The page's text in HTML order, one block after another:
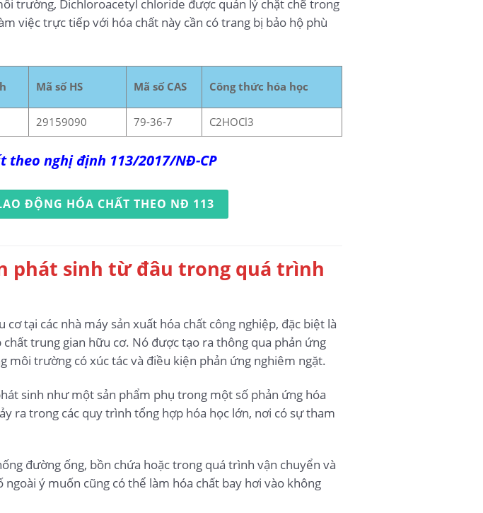
trường, Dichloroacetyl chloride được quản lý chặt chẽ trong
việc trực tiếp với hóa chất này cần có trang bị bảo hộ phù
Mã số HS Mã số CAS Công thức hóa học
29159090 79-36-7 C2HOCl3
theo nghị định 113/2017/NĐ-CP
ĐỘNG HÓA CHẤT THEO NĐ 113
phát sinh từ đâu trong quá trình
tại các nhà máy sản xuất hóa chất công nghiệp, đặc biệt là
trung gian hữu cơ. Nó được tạo ra thông qua phản ứng
môi trường có xúc tác và điều kiện phản ứng nghiêm ngặt.
sinh như một sản phẩm phụ trong một số phản ứng hóa
ra trong các quy trình tổng hợp hóa học lớn, nơi có sự tham
đường ống, bồn chứa hoặc trong quá trình vận chuyển và
ý muốn cũng có thể làm hóa chất bay hơi vào không